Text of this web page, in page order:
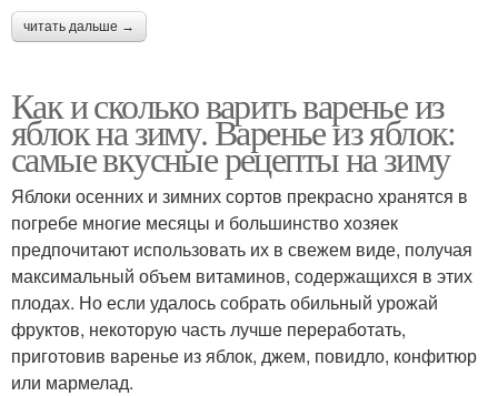
читать дальше →
Как и сколько варить варенье из
яблок на зиму. Варенье из яблок:
самые вкусные рецепты на зиму
Яблоки осенних и зимних сортов прекрасно хранятся в
погребе многие месяцы и большинство хозяек
предпочитают использовать их в свежем виде, получая
максимальный объем витаминов, содержащихся в этих
плодах. Но если удалось собрать обильный урожай
фруктов, некоторую часть лучше переработать,
приготовив варенье из яблок, джем, повидло, конфитюр
или мармелад.